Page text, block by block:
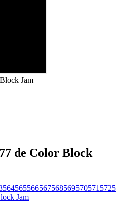
Jam
de Color Block
564565566567568569570571 572
Jam